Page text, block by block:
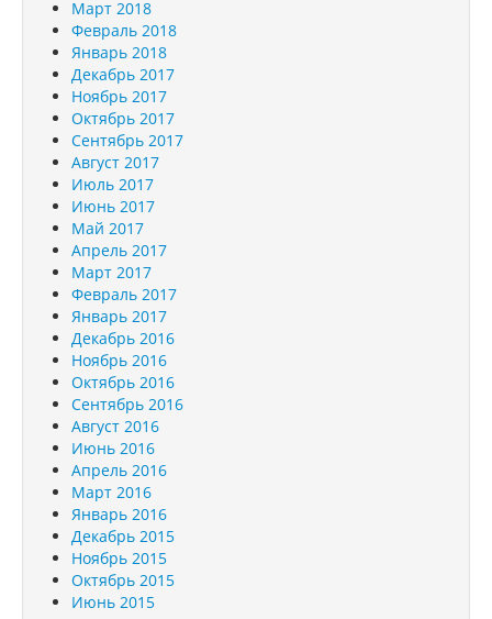
Март 2018
Февраль 2018
Январь 2018
Декабрь 2017
Ноябрь 2017
Октябрь 2017
Сентябрь 2017
Август 2017
Июль 2017
Июнь 2017
Май 2017
Апрель 2017
Март 2017
Февраль 2017
Январь 2017
Декабрь 2016
Ноябрь 2016
Октябрь 2016
Сентябрь 2016
Август 2016
Июнь 2016
Апрель 2016
Март 2016
Январь 2016
Декабрь 2015
Ноябрь 2015
Октябрь 2015
Июнь 2015